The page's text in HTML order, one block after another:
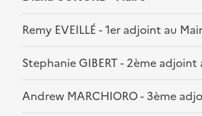
Remy EVEILLÉ - 1er adjoint au
Stephanie GIBERT - 2ème adjoint
Andrew MARCHIORO - 3ème